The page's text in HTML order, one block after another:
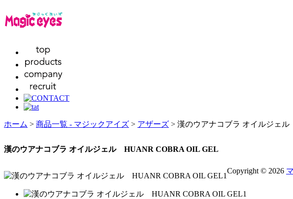
ホーム > 商品一覧 - マジックアイズ > アザーズ > 漢のウアナコブラ オイルジェ
漢のウアナコブラ オイルジェル HUANR COBRA OIL GEL
Copyright © 2026